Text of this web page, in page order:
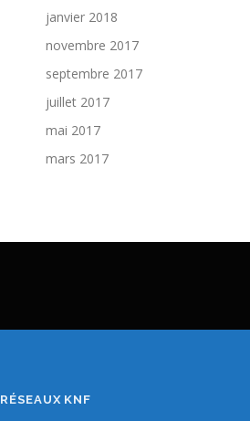
janvier 2018
novembre 2017
septembre 2017
juillet 2017
mai 2017
mars 2017
RÉSEAUX KNF